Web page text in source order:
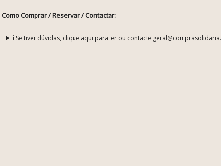
Como Comprar / Reservar / Contactar:
ℹ️ Se tiver dúvidas, clique aqui para ler ou contacte